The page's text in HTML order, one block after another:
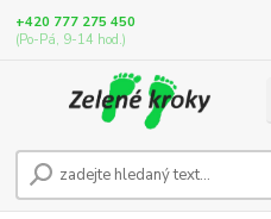
+420 777 275 450
(Po-Pá, 9-14 hod.)